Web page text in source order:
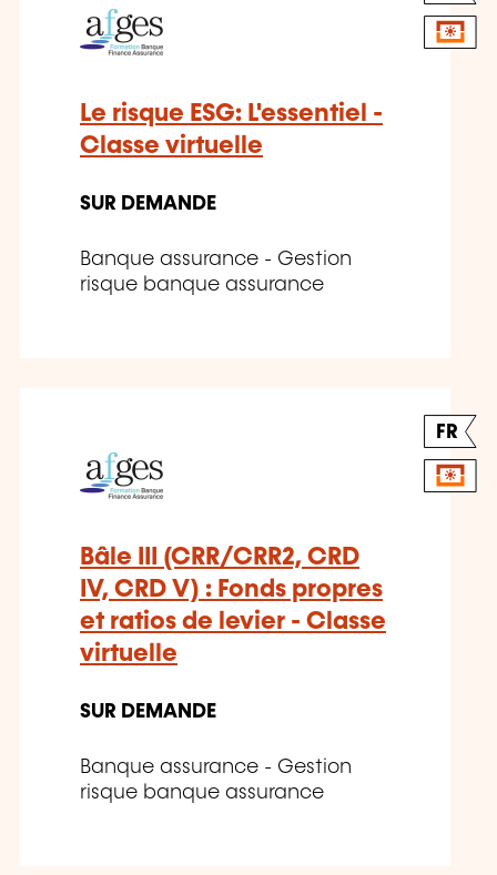
Le risque ESG: L'essentiel -
Classe virtuelle
SUR DEMANDE
Banque assurance - Gestion
risque banque assurance
FR
Bâle III (CRR/CRR2, CRD
IV, CRD V) : Fonds propres
et ratios de levier - Classe
virtuelle
SUR DEMANDE
Banque assurance - Gestion
risque banque assurance